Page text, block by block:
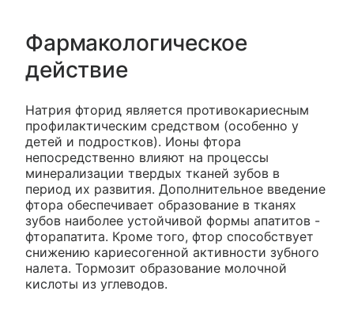
Фармакологическое
действие
Натрия фторид является противокариесным
профилактическим средством (особенно у
детей и подростков). Ионы фтора
непосредственно влияют на процессы
минерализации твердых тканей зубов в
период их развития. Дополнительное введение
фтора обеспечивает образование в тканях
зубов наиболее устойчивой формы апатитов -
фторапатита. Кроме того, фтор способствует
снижению кариесогенной активности зубного
налета. Тормозит образование молочной
кислоты из углеводов.